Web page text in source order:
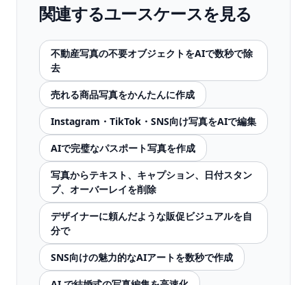
関連するユースケースを見る
不動産写真の不要オブジェクトをAIで数秒で除
去
売れる商品写真をかんたんに作成
Instagram・TikTok・SNS向け写真をAIで編集
AIで完璧なパスポート写真を作成
写真からテキスト、キャプション、日付スタン
プ、オーバーレイを削除
デザイナーに頼んだような販促ビジュアルを自
分で
SNS向けの魅力的なAIアートを数秒で作成